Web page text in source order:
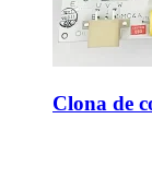
Clona de